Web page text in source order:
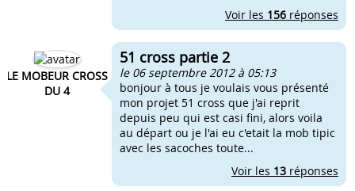
Voir les 156 réponses
LE MOBEUR CROSS
DU 4
51 cross partie 2
le 06 septembre 2012 à 05:13
bonjour à tous je voulais vous présenté
mon projet 51 cross que j'ai reprit
depuis peu qui est casi fini, alors voila
au départ ou je l'ai eu c'etait la mob tipic
avec les sacoches toute...
Voir les 13 réponses